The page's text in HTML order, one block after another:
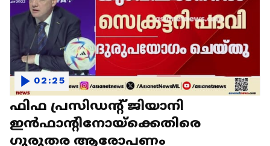
ഫിഫ പ്രസിഡന്റ് ജിയാനി
ഇൻഫാന്റിനോയ്‌ക്കെതിരെ
ഗുരുതര ആരോപണം
02:25